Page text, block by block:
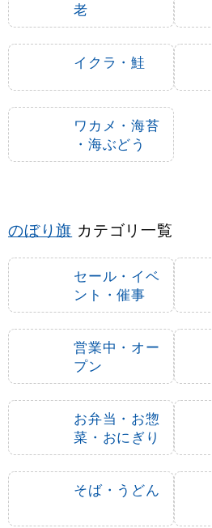
老
イクラ・鮭
ワカメ・海苔
・海ぶどう
のぼり旗 カテゴリ一覧
セール・イベ
ント・催事
営業中・オー
プン
お弁当・お惣
菜・おにぎり
そば・うどん